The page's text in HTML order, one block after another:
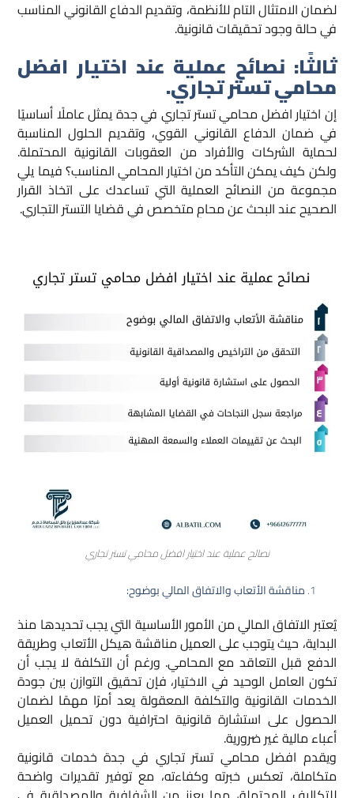
لضمان الامتثال التام للأنظمة، وتقديم الدفاع القانوني المناسب
في حالة وجود تحقيقات قانونية.
ثالثًا: نصائح عملية عند اختيار افضل
محامي تستر تجاري.
إن اختيار افضل محامي تستر تجاري في جدة يمثل عاملًا أساسيًا
في ضمان الدفاع القانوني القوي، وتقديم الحلول المناسبة
لحماية الشركات والأفراد من العقوبات القانونية المحتملة.
ولكن كيف يمكن التأكد من اختيار المحامي المناسب؟ فيما يلي
مجموعة من النصائح العملية التي تساعدك على اتخاذ القرار
الصحيح عند البحث عن محامٍ متخصص في قضايا التستر التجاري.
نصائح عملية عند اختيار افضل محامي تستر تجاري
مناقشة الأتعاب والاتفاق المالي بوضوح:
يُعتبر الاتفاق المالي من الأمور الأساسية التي يجب تحديدها منذ
البداية، حيث يتوجب على العميل مناقشة هيكل الأتعاب وطريقة
الدفع قبل التعاقد مع المحامي. ورغم أن التكلفة لا يجب أن
تكون العامل الوحيد في الاختيار، فإن تحقيق التوازن بين جودة
الخدمات القانونية والتكلفة المعقولة يعد أمرًا مهمًا لضمان
الحصول على استشارة قانونية احترافية دون تحميل العميل
أعباء مالية غير ضرورية.
ويقدم افضل محامي تستر تجاري في جدة خدمات قانونية
متكاملة، تعكس خبرته وكفاءته، مع توفير تقديرات واضحة